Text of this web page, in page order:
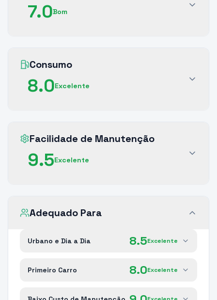
7.0Bom
Consumo
8.0Excelente
Facilidade de Manutenção
9.5Excelente
Adequado Para
Urbano e Dia a Dia 8.5Excelente
Primeiro Carro 8.0Excelente